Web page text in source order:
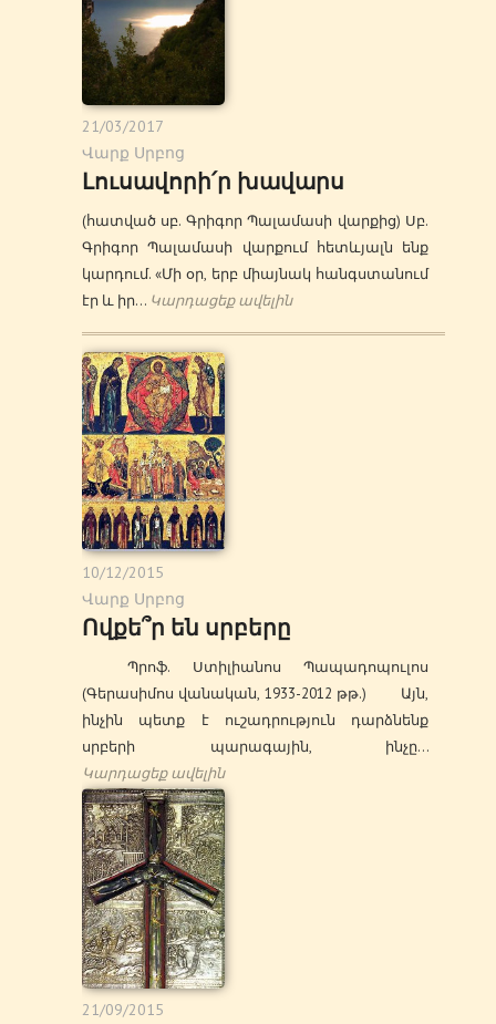
21/03/2017
Վարք Սրբոց
Լուսավորի՛ր խավարս
(հատված սբ. Գրիգոր Պալամասի վարքից) Սբ.
Գրիգոր Պալամասի վարքում հետևյալն ենք
կարդում. «Մի օր, երբ միայնակ հանգստանում
էր և իր… Կարդացեք ավելին
10/12/2015
Վարք Սրբոց
Ովքե՞ր են սրբերը
Պրոֆ. Ստիլիանոս Պապադոպուլոս
(Գերասիմոս վանական, 1933-2012 թթ.) Այն,
ինչին պետք է ուշադրություն դարձնենք
սրբերի պարագային, ինչը…
Կարդացեք ավելին
21/09/2015